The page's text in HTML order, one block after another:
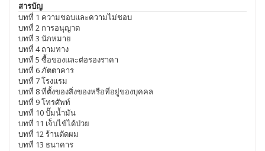
สารบัญ
บทที่ 1 ความชอบและความไม่ชอบ
บทที่ 2 การอนุญาต
บทที่ 3 นักหมาย
บทที่ 4 ถามทาง
บทที่ 5 ซื้อของและต่อรองราคา
บทที่ 6 ภัตตาคาร
บทที่ 7 โรงแรม
บทที่ 8 ที่ตั้งของสิ่งของหรือที่อยู่ของบุคคล
บทที่ 9 โทรศัพท์
บทที่ 10 ปั๊มน้ำมัน
บทที่ 11 เจ็บไข้ได้ป่วย
บทที่ 12 ร้านตัดผม
บทที่ 13 ธนาคาร